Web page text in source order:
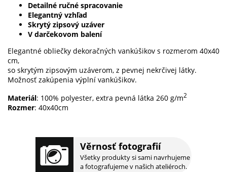
Věrnosť fotografií
Všetky produkty si sami navrhujeme
a fotografujeme v našich ateliéroch.
Detailné ručné spracovanie
Elegantný vzhľad
Skrytý zipsový uzáver
V darčekovom balení
Elegantné obliečky dekoračných vankúšikov s rozmerom 40x40
cm,
so skrytým zipsovým uzáverom, z pevnej nekrčivej látky.
Možnosť zakúpenia výplní vankúšikov.
Materiál: 100% polyester, extra pevná látka 260 g/m2
Rozmer: 40x40cm